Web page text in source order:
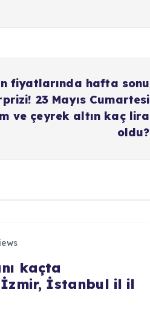
fiyatlarında hafta sonu
23 Mayıs Cumartesi
ve çeyrek altın kaç lira
oldu?
kaçta
İzmir, İstanbul il il